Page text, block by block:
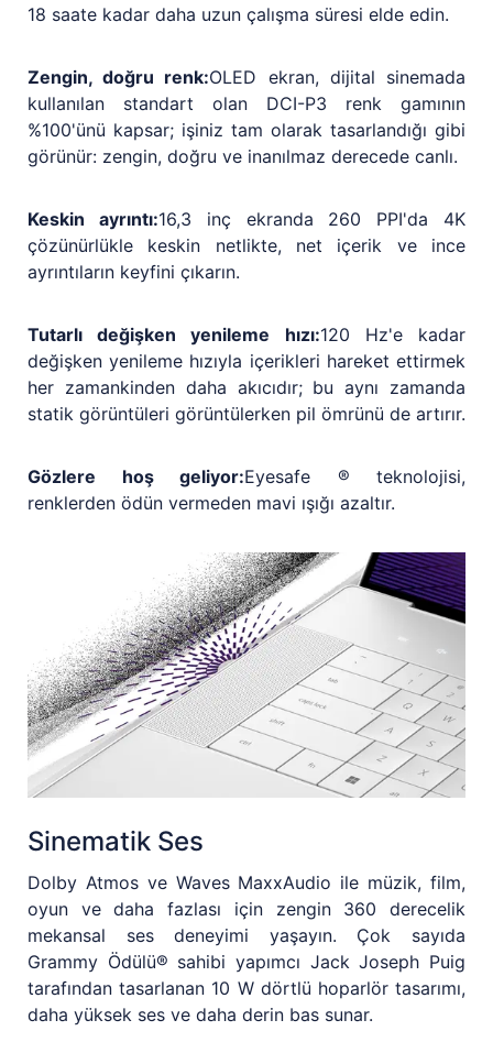
18 saate kadar daha uzun çalışma süresi elde edin.
Zengin, doğru renk:OLED ekran, dijital sinemada
kullanılan standart olan DCI-P3 renk gamının
%100'ünü kapsar; işiniz tam olarak tasarlandığı gibi
görünür: zengin, doğru ve inanılmaz derecede canlı.
Keskin ayrıntı:16,3 inç ekranda 260 PPI'da 4K
çözünürlükle keskin netlikte, net içerik ve ince
ayrıntıların keyfini çıkarın.
Tutarlı değişken yenileme hızı:120 Hz'e kadar
değişken yenileme hızıyla içerikleri hareket ettirmek
her zamankinden daha akıcıdır; bu aynı zamanda
statik görüntüleri görüntülerken pil ömrünü de artırır.
Gözlere hoş geliyor:Eyesafe ® teknolojisi,
renklerden ödün vermeden mavi ışığı azaltır.
Sinematik Ses
Dolby Atmos ve Waves MaxxAudio ile müzik, film,
oyun ve daha fazlası için zengin 360 derecelik
mekansal ses deneyimi yaşayın. Çok sayıda
Grammy Ödülü® sahibi yapımcı Jack Joseph Puig
tarafından tasarlanan 10 W dörtlü hoparlör tasarımı,
daha yüksek ses ve daha derin bas sunar.